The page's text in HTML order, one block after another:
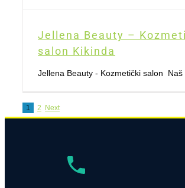
Jellena Beauty –
salon Kikinda
Jellena Beauty - Kozmetički salon Naš
1 2 Next